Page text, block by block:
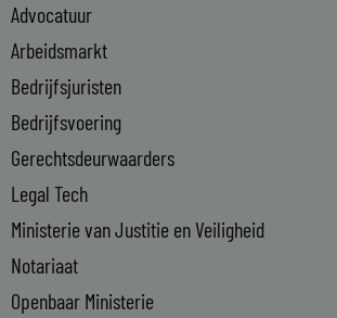
d
i
n
-
i
n
Advocatuur
Arbeidsmarkt
Bedrijfsjuristen
Bedrijfsvoering
Gerechtsdeurwaarders
Legal Tech
Ministerie van Justitie en Veiligheid
Notariaat
Openbaar Ministerie